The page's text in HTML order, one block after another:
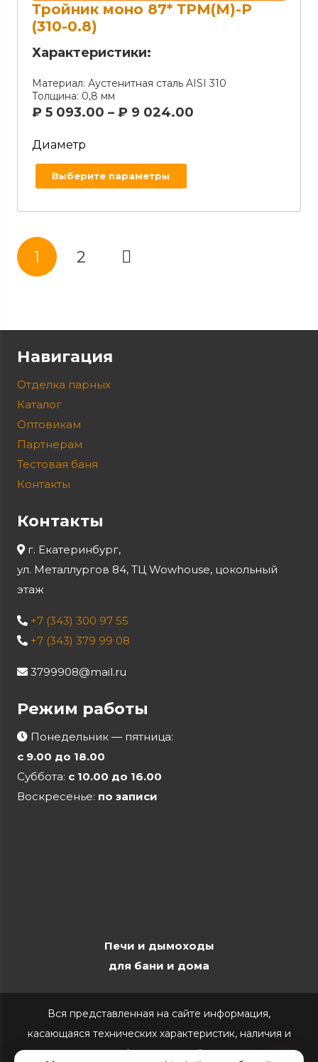
Тройник моно 87* ТРМ(М)-Р
(310-0.8)
Характеристики:
Материал: Аустенитная сталь AISI 310
Толщина: 0,8 мм
₽ 5 093.00 – ₽ 9 024.00
Диаметр
Выберите параметры
1 2
Навигация
Отделка парных
Каталог
Оптовикам
Партнерам
Тестовая баня
Контакты
Контакты
г. Екатеринбург,
ул. Металлургов 84, ТЦ Wowhouse, цокольный
этаж
+7 (343) 300 97 55
+7 (343) 379 99 08
3799908@mail.ru
Режим работы
Понедельник — пятница:
с 9.00 до 18.00
Суббота: с 10.00 до 16.00
Воскресенье: по записи
Печи и дымоходы
для бани и дома
Вся представленная на сайте информация,
касающаяся технических характеристик, наличия и
стоимости, носит информационный характер и ни при